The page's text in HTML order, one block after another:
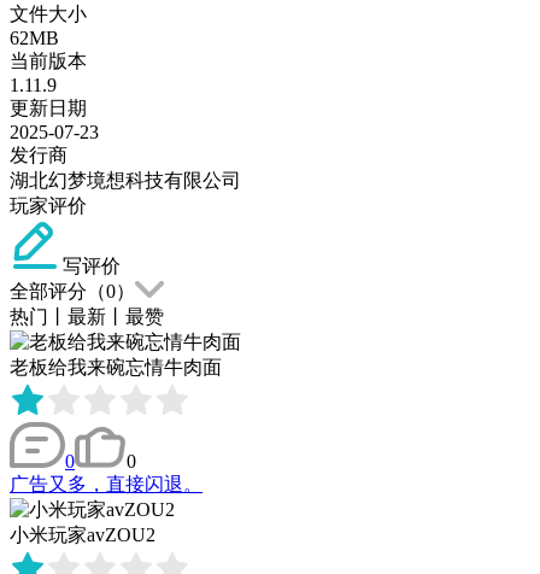
文件大小
62MB
当前版本
1.11.9
更新日期
2025-07-23
发行商
湖北幻梦境想科技有限公司
玩家评价
写评价
全部评分（0）
热门
最新 最赞
老板给我来碗忘情牛肉面
0
0
广告又多，直接闪退。
小米玩家avZOU2